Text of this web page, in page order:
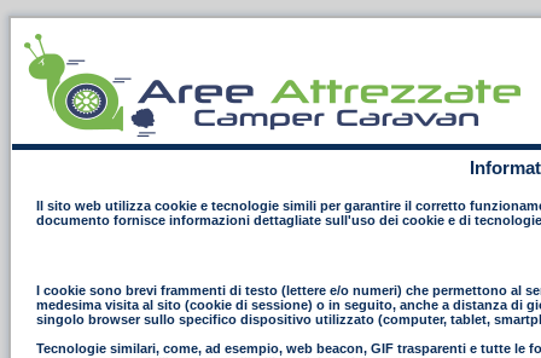
Il sito web utilizza cookie e tecnologie simili per garantire il corretto
documento fornisce informazioni dettagliate sull'uso dei cookie e di
I cookie sono brevi frammenti di testo (lettere e/o numeri) che permettono al
medesima visita al sito (cookie di sessione) o in seguito, anche a distanza di
singolo browser sullo specifico dispositivo utilizzato (computer, tablet,
Tecnologie similari, come, ad esempio, web beacon, GIF trasparenti e tutte